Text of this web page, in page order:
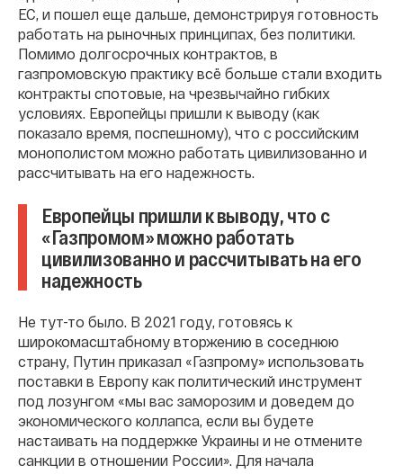
ЕС, и пошел еще дальше, демонстрируя готовность
работать на рыночных принципах, без политики.
Помимо долгосрочных контрактов, в
газпромовскую практику всё больше стали входить
контракты спотовые, на чрезвычайно гибких
условиях. Европейцы пришли к выводу (как
показало время, поспешному), что с российским
монополистом можно работать цивилизованно и
рассчитывать на его надежность.
Европейцы пришли к выводу, что с
«Газпромом» можно работать
цивилизованно и рассчитывать на его
надежность
Не тут-то было. В 2021 году, готовясь к
широкомасштабному вторжению в соседнюю
страну, Путин приказал «Газпрому» использовать
поставки в Европу как политический инструмент
под лозунгом «мы вас заморозим и доведем до
экономического коллапса, если вы будете
настаивать на поддержке Украины и не отмените
санкции в отношении России». Для начала